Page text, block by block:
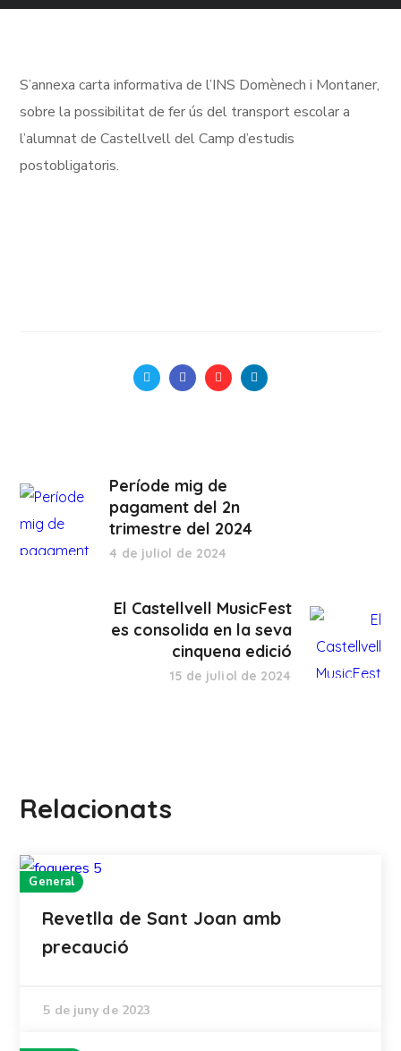
S’annexa carta informativa de l’INS Domènech i Montaner,
sobre la possibilitat de fer ús del transport escolar a
l’alumnat de Castellvell del Camp d’estudis
postobligatoris.
Període mig de
pagament del 2n
trimestre del 2024
4 de juliol de 2024
El Castellvell MusicFest
es consolida en la seva
cinquena edició
15 de juliol de 2024
Relacionats
General
Revetlla de Sant Joan amb
precaució
5 de juny de 2023